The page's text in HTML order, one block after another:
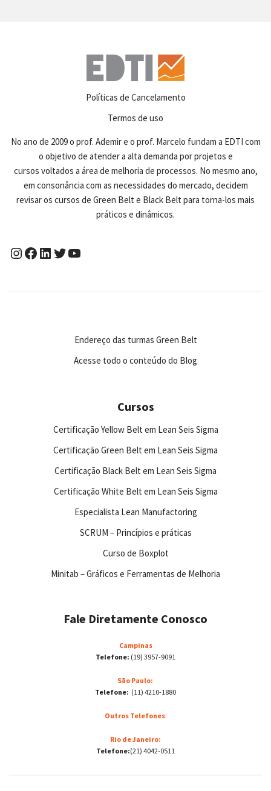
Políticas de Cancelamento
Termos de uso
No ano de 2009 o prof. Ademir e o prof. Marcelo fundam a EDTI com
o objetivo de atender a alta demanda por projetos e
cursos voltados a área de melhoria de processos. No mesmo ano,
em consonância com as necessidades do mercado, decidem
revisar os cursos de Green Belt e Black Belt para torna-los mais
práticos e dinâmicos.
Endereço das turmas Green Belt
Acesse todo o conteúdo do Blog
Cursos
Certificação Yellow Belt em Lean Seis Sigma
Certificação Green Belt em Lean Seis Sigma
Certificação Black Belt em Lean Seis Sigma
Certificação White Belt em Lean Seis Sigma
Especialista Lean Manufactoring
SCRUM – Princípios e práticas
Curso de Boxplot
Minitab – Gráficos e Ferramentas de Melhoria
Fale Diretamente Conosco
Campinas
Telefone: (19) 3957-9091
São Paulo:
Telefone: (11) 4210-1880
Outros Telefones:
Rio de Janeiro:
Telefone:(21) 4042-0511